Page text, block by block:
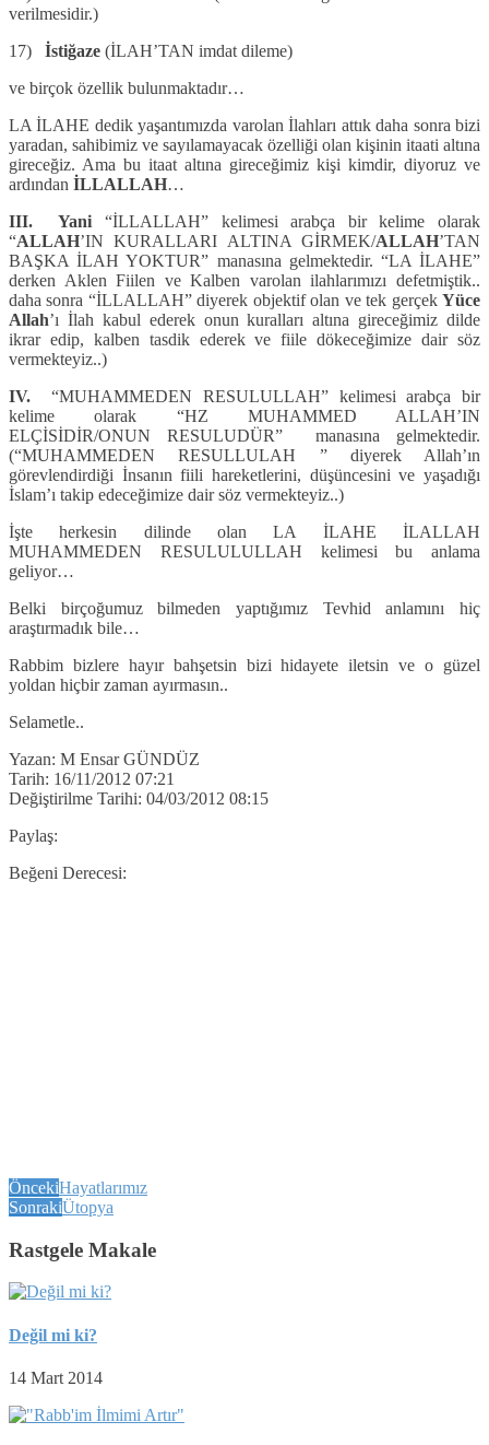
verilmesidir.)
17) İstiğaze (İLAH’TAN imdat dileme)
ve birçok özellik bulunmaktadır…
LA İLAHE dedik yaşantımızda varolan İlahları attık daha sonra bizi
yaradan, sahibimiz ve sayılamayacak özelliği olan kişinin itaati altına
gireceğiz. Ama bu itaat altına gireceğimiz kişi kimdir, diyoruz ve
ardından İLLALLAH…
III.
Yani “İLLALLAH” kelimesi arabça bir kelime olarak
“ALLAH’IN KURALLARI ALTINA GİRMEK/ALLAH’TAN
BAŞKA İLAH YOKTUR” manasına gelmektedir. “LA İLAHE”
derken Aklen Fiilen ve Kalben varolan ilahlarımızı defetmiştik..
daha sonra “İLLALLAH” diyerek objektif olan ve tek gerçek Yüce
Allah’ı İlah kabul ederek onun kuralları altına gireceğimiz dilde
ikrar edip, kalben tasdik ederek ve fiile dökeceğimize dair söz
vermekteyiz..)
IV. “MUHAMMEDEN RESULULLAH” kelimesi arabça bir
kelime olarak “HZ MUHAMMED ALLAH’IN
ELÇİSİDİR/ONUN RESULUDÜR” manasına gelmektedir.
(“MUHAMMEDEN RESULLULAH ” diyerek Allah’ın
görevlendirdiği İnsanın fiili hareketlerini, düşüncesini ve yaşadığı
İslam’ı takip edeceğimize dair söz vermekteyiz..)
İşte herkesin dilinde olan LA İLAHE İLALLAH
MUHAMMEDEN RESULULULLAH kelimesi bu anlama
geliyor…
Belki birçoğumuz bilmeden yaptığımız Tevhid anlamını hiç
araştırmadık bile…
Rabbim bizlere hayır bahşetsin bizi hidayete iletsin ve o güzel
yoldan hiçbir zaman ayırmasın..
Selametle..
Yazan: M Ensar GÜNDÜZ
Tarih: 16/11/2012 07:21
Değiştirilme Tarihi: 04/03/2012 08:15
Paylaş:
Beğeni Derecesi:
ÖncekiHayatlarımız
SonrakiÜtopya
Rastgele Makale
Değil mi ki?
14 Mart 2014